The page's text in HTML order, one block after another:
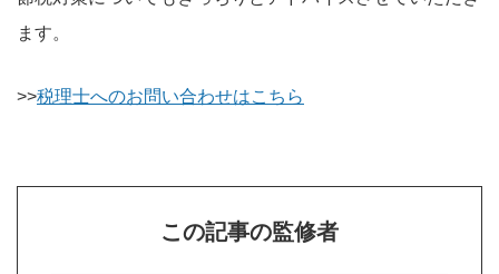
ます。
>>税理士へのお問い合わせはこちら
この記事の監修者